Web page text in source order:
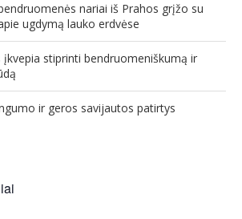
nariai iš Prahos grįžo su
ugdymą lauko erdvėse
stiprinti bendruomeniškumą ir
ir geros savijautos patirtys